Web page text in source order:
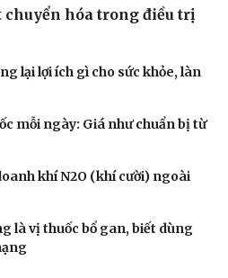
Cửa sổ tình yêu
chuyển hóa trong điều trị
lại lợi ích gì cho sức khỏe, làn
mỗi ngày: Giá như chuẩn bị từ
khí N2O (khí cười) ngoài
là vị thuốc bổ gan, biết dùng